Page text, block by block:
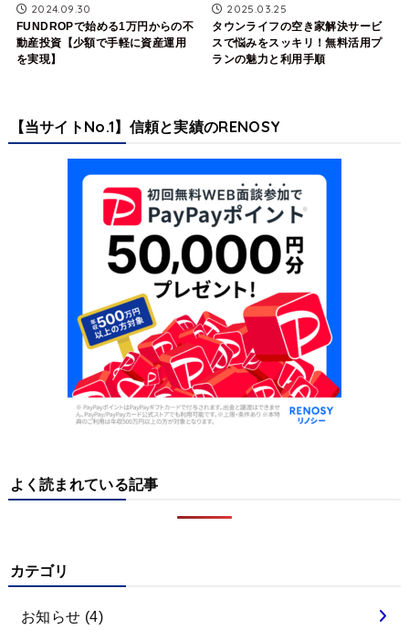
2024.09.30
FUNDROPで始める1万円からの不
動産投資【少額で手軽に資産運用
を実現】
2025.03.25
タウンライフの空き家解決サービ
スで悩みをスッキリ！無料活用プ
ランの魅力と利用手順
【当サイトNo.1】信頼と実績のRENOSY
よく読まれている記事
カテゴリ
お知らせ (4)